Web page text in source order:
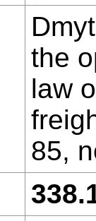
the
law
85,